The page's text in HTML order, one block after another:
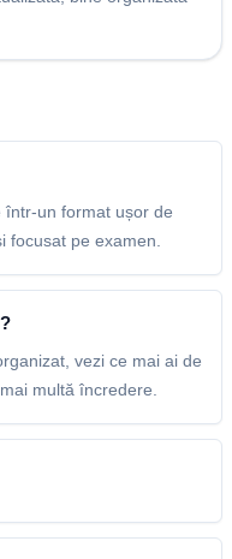
într-un format ușor de
focusat pe examen.
vezi ce mai ai de
multă încredere.